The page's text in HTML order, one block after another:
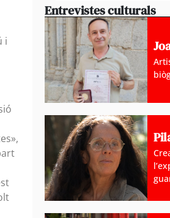
i
Entrevistes culturals